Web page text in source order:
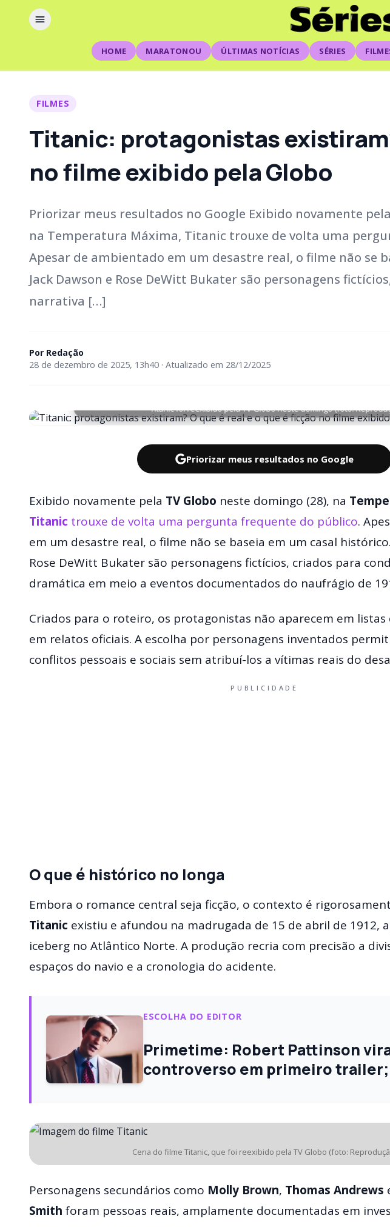
HOME MARATONOU ÚLTIMAS NOTÍCIAS SÉRIES
FILMES
Titanic: protagonistas
no filme exibido pela Globo
Priorizar meus resultados no Google Exibido novamente
na Temperatura Máxima, Titanic trouxe de volta uma
Apesar de ambientado em um desastre real, o filme não se
Jack Dawson e Rose DeWitt Bukater são personagens
narrativa […]
Por Redação
28 de dezembro de 2025, 13h40 · Atualizado em 28/12/2025
Titanic foi reexibido pela TV Globo neste domingo (foto:
Priorizar meus resultados no Google
Exibido novamente pela TV Globo neste domingo (28), na
Titanic trouxe de volta uma pergunta frequente do público.
em um desastre real, o filme não se baseia em um casal
Rose DeWitt Bukater são personagens fictícios, criados para
dramática em meio a eventos documentados do naufrágio de
Criados para o roteiro, os protagonistas não aparecem em listas
em relatos oficiais. A escolha por personagens inventados
conflitos pessoais e sociais sem atribuí-los a vítimas reais do
PUBLICIDADE
O que é histórico no longa
Embora o romance central seja ficção, o contexto é
Titanic existiu e afundou na madrugada de 15 de abril de 1912,
iceberg no Atlântico Norte. A produção recria com precisão a
espaços do navio e a cronologia do acidente.
ESCOLHA DO EDITOR
Primetime: Robert Pattinson
controverso em primeiro trailer;
Cena do filme Titanic, que foi reexibido pela TV Globo (foto:
Personagens secundários como Molly Brown, Thomas Andrews
Smith foram pessoas reais, amplamente documentadas em